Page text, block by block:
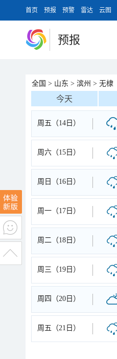
首页 预报 预警 雷达 云图
预报
全国 > 山东 > 滨州 > 无棣
今天
周五（14日）
周六（15日）
周日（16日）
周一（17日）
周二（18日）
周三（19日）
周四（20日）
周五（21日）